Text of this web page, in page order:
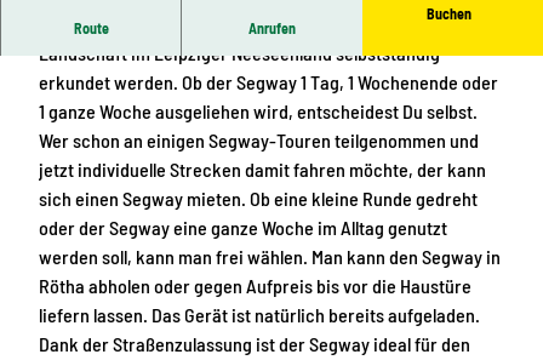
l
d
o
r
t
w
o
s
i
c
h
a
y
m
i
e
t
e
n
i
n
L
Route Anrufen
Buchen
Mit dem trendigen Fortbewegungsmittel Segway kann die
Landschaft im Leipziger Neeseenland selbstständig
erkundet werden. Ob der Segway 1 Tag, 1 Wochenende oder
1 ganze Woche ausgeliehen wird, entscheidest Du selbst.
Wer schon an einigen Segway-Touren teilgenommen und
jetzt individuelle Strecken damit fahren möchte, der kann
sich einen Segway mieten. Ob eine kleine Runde gedreht
oder der Segway eine ganze Woche im Alltag genutzt
werden soll, kann man frei wählen. Man kann den Segway in
Rötha abholen oder gegen Aufpreis bis vor die Haustüre
liefern lassen. Das Gerät ist natürlich bereits aufgeladen.
Dank der Straßenzulassung ist der Segway ideal für den